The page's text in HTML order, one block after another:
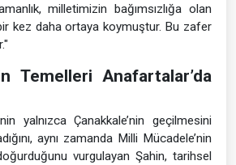
milletimizin bağımsızlığa olan
kez daha ortaya koymuştur. Bu zafer
Temelleri Anafartalar’da
yalnızca Çanakkale’nin geçilmesini
aynı zamanda Milli Mücadele’nin
vurgulayan Şahin, tarihsel